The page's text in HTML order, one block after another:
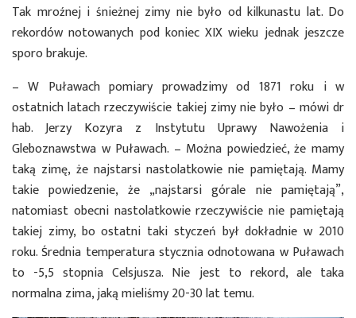
Tak mroźnej i śnieżnej zimy nie było od kilkunastu lat. Do
rekordów notowanych pod koniec XIX wieku jednak jeszcze
sporo brakuje.
– W Puławach pomiary prowadzimy od 1871 roku i w
ostatnich latach rzeczywiście takiej zimy nie było – mówi dr
hab. Jerzy Kozyra z Instytutu Uprawy Nawożenia i
Gleboznawstwa w Puławach. – Można powiedzieć, że mamy
taką zimę, że najstarsi nastolatkowie nie pamiętają. Mamy
takie powiedzenie, że „najstarsi górale nie pamiętają”,
natomiast obecni nastolatkowie rzeczywiście nie pamiętają
takiej zimy, bo ostatni taki styczeń był dokładnie w 2010
roku. Średnia temperatura stycznia odnotowana w Puławach
to -5,5 stopnia Celsjusza. Nie jest to rekord, ale taka
normalna zima, jaką mieliśmy 20-30 lat temu.